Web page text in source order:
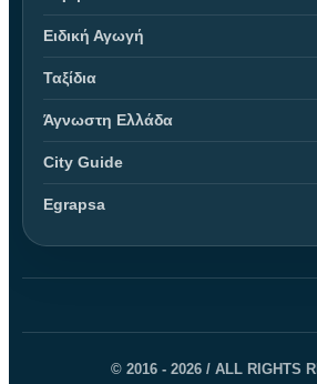
Ειδική Αγωγή
Ταξίδια
Άγνωστη Ελλάδα
City Guide
Egrapsa
© 2016 - 2026 / ALL RIGHTS